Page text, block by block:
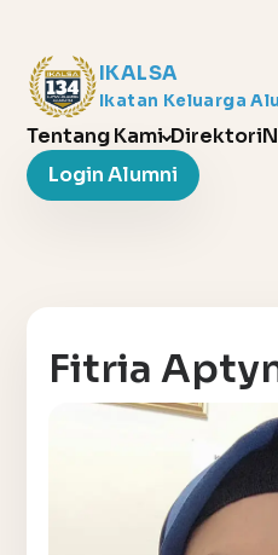
IKALSA
Ikatan Keluarga
Tentang Kami Direktori
Login Alumni
Fitria